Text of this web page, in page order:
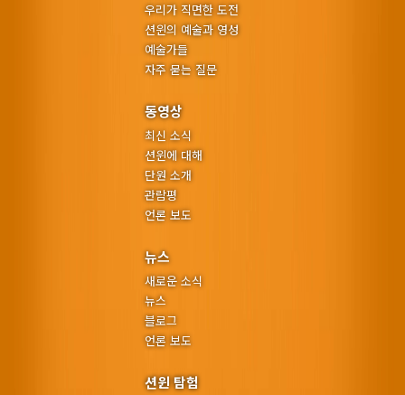
우리가 직면한 도전
션윈의 예술과 영성
예술가들
자주 묻는 질문
동영상
최신 소식
션윈에 대해
단원 소개
관람평
언론 보도
뉴스
새로운 소식
뉴스
블로그
언론 보도
션윈 탐험